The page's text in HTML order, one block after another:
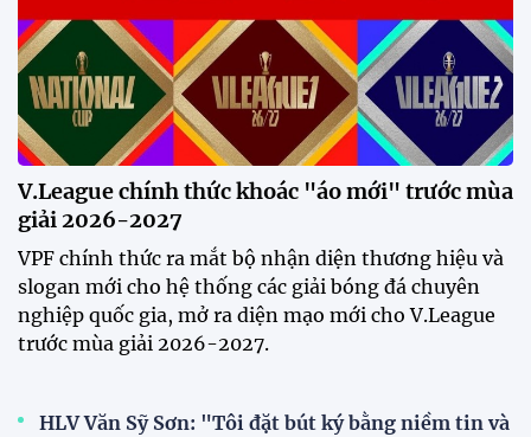
V.League chính thức khoác "áo mới" trước mùa
giải 2026-2027
VPF chính thức ra mắt bộ nhận diện thương hiệu và
slogan mới cho hệ thống các giải bóng đá chuyên
nghiệp quốc gia, mở ra diện mạo mới cho V.League
trước mùa giải 2026-2027.
HLV Văn Sỹ Sơn: "Tôi đặt bút ký bằng niềm tin và